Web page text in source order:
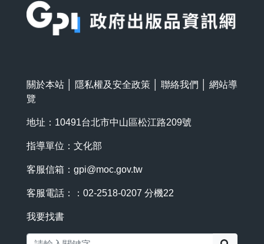
關於本站 隱私權及安全政策 聯絡我們
網站導
覽
地址：10491台北市中山區松江路209號
指導單位：文化部
客服信箱： gpi@moc.gov.tw
客服電話：：02-2518-0207 分機22
我要找書